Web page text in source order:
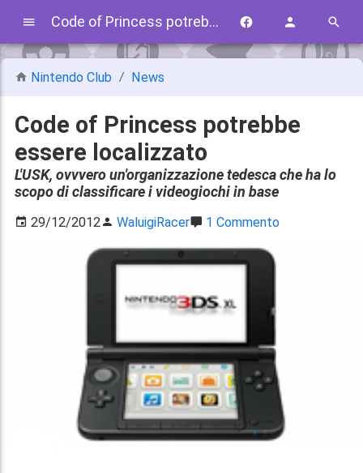
Code of Princess potrebbe essere localizzato
Nintendo Club News
Code of Princess potrebbe
essere localizzato
L'USK, ovvvero un'organizzazione tedesca che ha lo
scopo di classificare i videogiochi in base
29/12/2012 WaluigiRacer 1 Commento